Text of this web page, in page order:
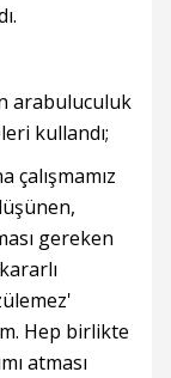
arabuluculuk
kullandı;
gereken
Hep birlikte
atması